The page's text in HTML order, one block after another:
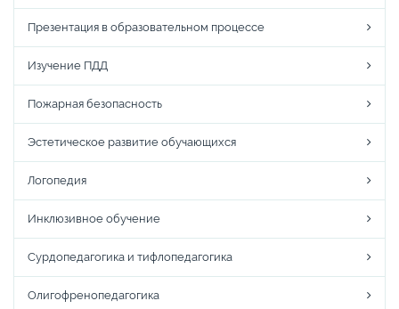
Презентация в образовательном процессе
Изучение ПДД
Пожарная безопасность
Эстетическое развитие обучающихся
Логопедия
Инклюзивное обучение
Сурдопедагогика и тифлопедагогика
Олигофренопедагогика